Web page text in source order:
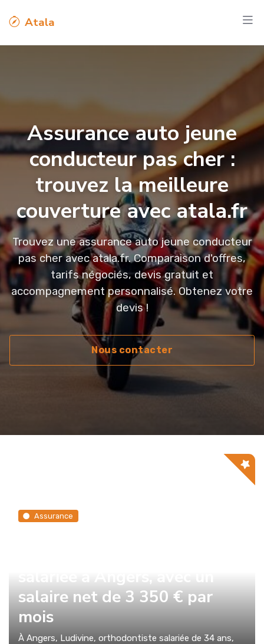
Atala
Assurance auto jeune
conducteur pas cher :
trouvez la meilleure
couverture avec atala.fr
Trouvez une assurance auto jeune conducteur
pas cher avec atala.fr. Comparaison d'offres,
tarifs négociés, devis gratuit et
accompagnement personnalisé. Obtenez votre
devis !
Nous contacter
Assurance
salariée à Angers, avec un
salaire net de 3 350 € par
mois
À Angers, Ludivine, orthodontiste salariée de 34 ans,